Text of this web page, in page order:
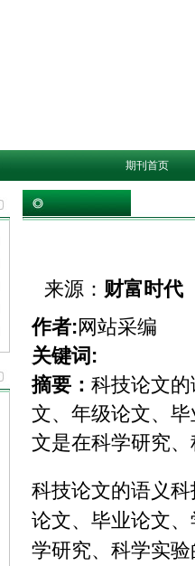
期刊首页
来源： 财富时代
作者:网站采编
关键词:
摘要： 科技论文
文、年级论文、
文是在科学研究
科技论文的语义
论文、毕业论文
学研究、科学实